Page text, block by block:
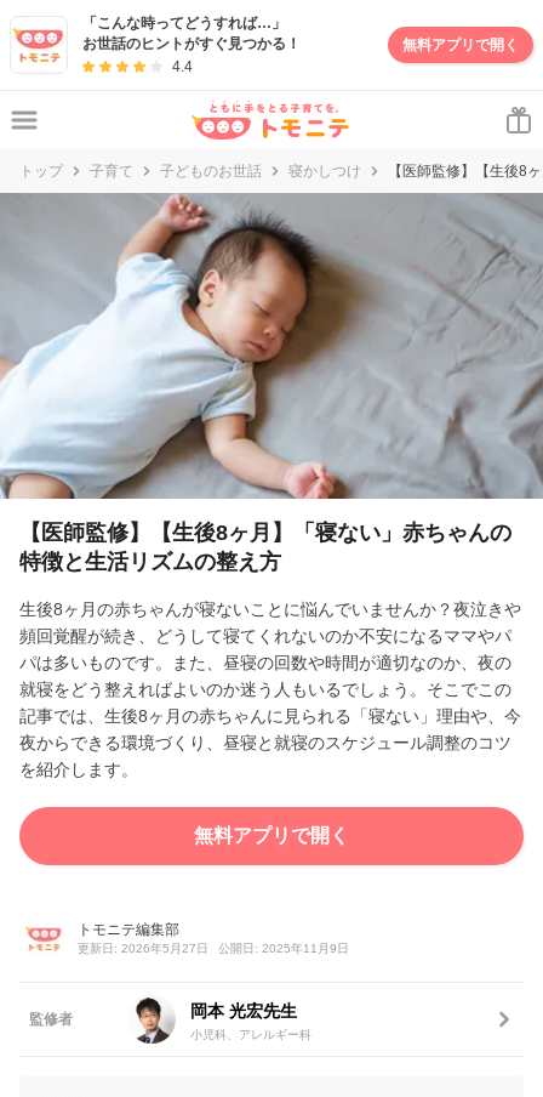
「こんな時ってどうすれば…」
お世話のヒントがすぐ見つかる！
4.4
無料アプリで開く
トップ 子育て 子どものお世話 寝かしつけ 【医師監修】【生後8
【医師監修】【生後8ヶ月】「寝ない」赤ちゃんの
特徴と生活リズムの整え方
生後8ヶ月の赤ちゃんが寝ないことに悩んでいませんか？夜泣きや
頻回覚醒が続き、どうして寝てくれないのか不安になるママやパ
パは多いものです。また、昼寝の回数や時間が適切なのか、夜の
就寝をどう整えればよいのか迷う人もいるでしょう。そこでこの
記事では、生後8ヶ月の赤ちゃんに見られる「寝ない」理由や、今
夜からできる環境づくり、昼寝と就寝のスケジュール調整のコツ
を紹介します。
無料アプリで開く
トモニテ編集部
更新日: 2026年5月27日 公開日: 2025年11月9日
監修者 岡本 光宏先生
小児科、アレルギー科
妊娠・出産・子育て情報サイト | トモニテ